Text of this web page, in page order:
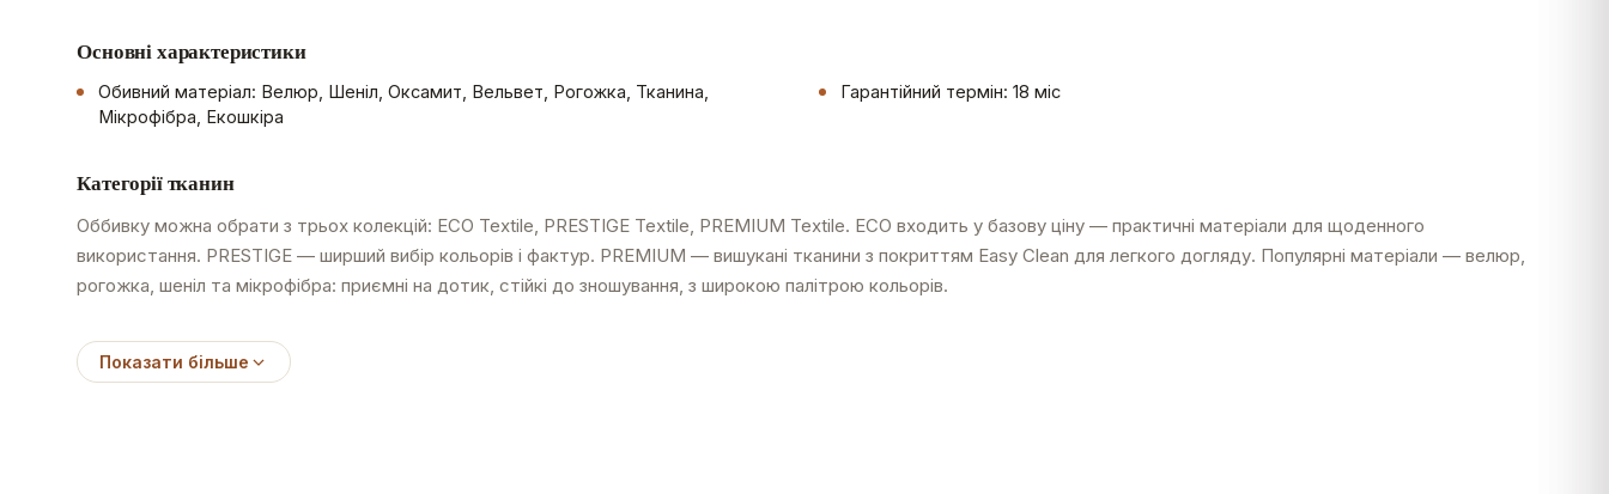
Основні характеристики
Обивний матеріал: Велюр, Шеніл, Оксамит, Вельвет, Рогожка, Тканина,
Мікрофібра, Екошкіра
Гарантійний термін: 18 міс
Категорії тканин
Оббивку можна обрати з трьох колекцій: ECO Textile, PRESTIGE Textile, PREMIUM Textile. ECO входить у базову ціну — практичні матеріали для щоденного
використання. PRESTIGE — ширший вибір кольорів і фактур. PREMIUM — вишукані тканини з покриттям Easy Clean для легкого догляду. Популярні матеріали — велюр,
рогожка, шеніл та мікрофібра: приємні на дотик, стійкі до зношування, з широкою палітрою кольорів.
Показати більше